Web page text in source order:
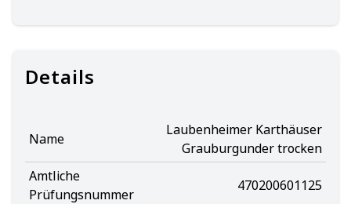
Details
Name
Laubenheimer Karthäuser
Grauburgunder trocken
Amtliche
Prüfungsnummer
470200601125